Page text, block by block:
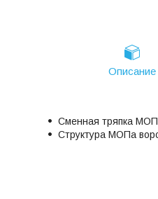
Описание
Сменная тряпка
Структура МОПа